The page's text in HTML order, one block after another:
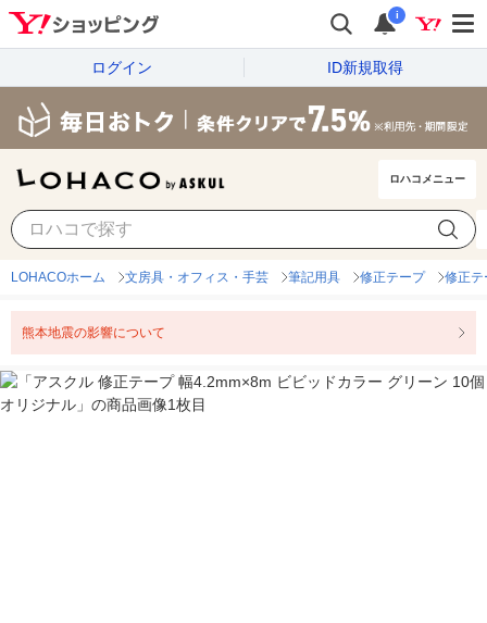
i
ログイン ID新規取得
ロハコメニュー
LOHACOホーム 文房具・オフィス・手芸 筆記用具 修正テープ 修正テ
熊本地震の影響について